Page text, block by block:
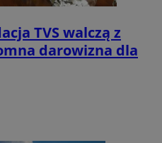
TVS walczą z
darowizna dla